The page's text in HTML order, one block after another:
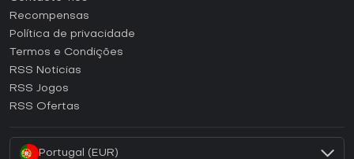
Como ativar uma CD Key Steam?
Como ativar uma CD Key Epic Games?
Como ativar uma CD Key GOG?
Como ativar uma CD Key Ubisoft Connect?
Como ativar uma CD Key EA App?
Recompensas
Política de privacidade
Termos e Condições
RSS Noticias
RSS Jogos
RSS Ofertas
Portugal (EUR)